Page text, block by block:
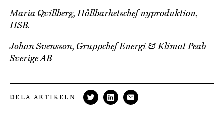
Maria Qvillberg, Hållbarhetschef nyproduktion,
HSB.
Johan Svensson, Gruppchef Energi & Klimat Peab
Sverige AB
DELA ARTIKELN